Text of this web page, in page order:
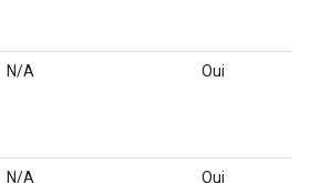
N/A Oui
N/A Oui